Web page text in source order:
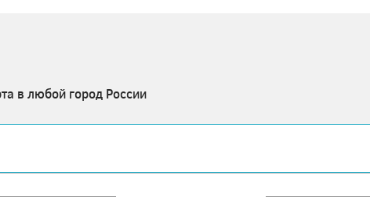
в любой город России